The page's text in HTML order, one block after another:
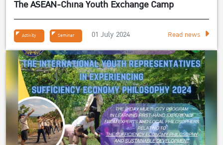
The ASEAN-China Youth Exchange Camp
Activity Seminar 01 July 2024 Read news